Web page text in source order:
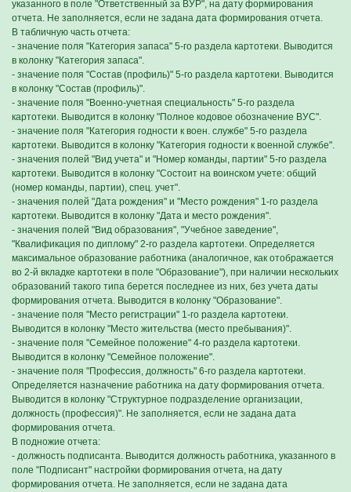
указанного в поле "Ответственный за ВУР", на дату формирования
отчета. Не заполняется, если не задана дата формирования отчета.
В табличную часть отчета:
- значение поля "Категория запаса" 5-го раздела картотеки. Выводится
в колонку "Категория запаса".
- значение поля "Состав (профиль)" 5-го раздела картотеки. Выводится
в колонку "Состав (профиль)".
- значение поля "Военно-учетная специальность" 5-го раздела
картотеки. Выводится в колонку "Полное кодовое обозначение ВУС".
- значение поля "Категория годности к воен. службе" 5-го раздела
картотеки. Выводится в колонку "Категория годности к военной службе".
- значения полей "Вид учета" и "Номер команды, партии" 5-го раздела
картотеки. Выводится в колонку "Состоит на воинском учете: общий
(номер команды, партии), спец. учет".
- значения полей "Дата рождения" и "Место рождения" 1-го раздела
картотеки. Выводится в колонку "Дата и место рождения".
- значения полей "Вид образования", "Учебное заведение",
"Квалификация по диплому" 2-го раздела картотеки. Определяется
максимальное образование работника (аналогичное, как отображается
во 2-й вкладке картотеки в поле "Образование"), при наличии нескольких
образований такого типа берется последнее из них, без учета даты
формирования отчета. Выводится в колонку "Образование".
- значение поля "Место регистрации" 1-го раздела картотеки.
Выводится в колонку "Место жительства (место пребывания)".
- значение поля "Семейное положение" 4-го раздела картотеки.
Выводится в колонку "Семейное положение".
- значение поля "Профессия, должность" 6-го раздела картотеки.
Определяется назначение работника на дату формирования отчета.
Выводится в колонку "Структурное подразделение организации,
должность (профессия)". Не заполняется, если не задана дата
формирования отчета.
В подножие отчета:
- должность подписанта. Выводится должность работника, указанного в
поле "Подписант" настройки формирования отчета, на дату
формирования отчета. Не заполняется, если не задана дата